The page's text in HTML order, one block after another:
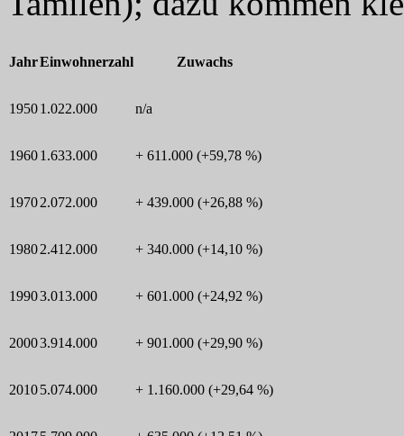
JahrEinwohnerzahl Zuwachs
19501.022.000 n/a
19601.633.000 + 611.000 (+59,78 %)
19702.072.000 + 439.000 (+26,88 %)
19802.412.000 + 340.000 (+14,10 %)
19903.013.000 + 601.000 (+24,92 %)
20003.914.000 + 901.000 (+29,90 %)
20105.074.000 + 1.160.000 (+29,64 %)